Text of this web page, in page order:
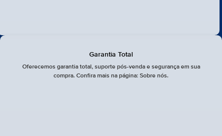
Garantia Total
Oferecemos garantia total, suporte pós-venda e segurança em sua
compra. Confira mais na página: Sobre nós.